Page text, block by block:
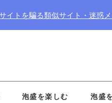
イトを騙る類似サイト・迷惑
泡盛を楽しむ 泡盛